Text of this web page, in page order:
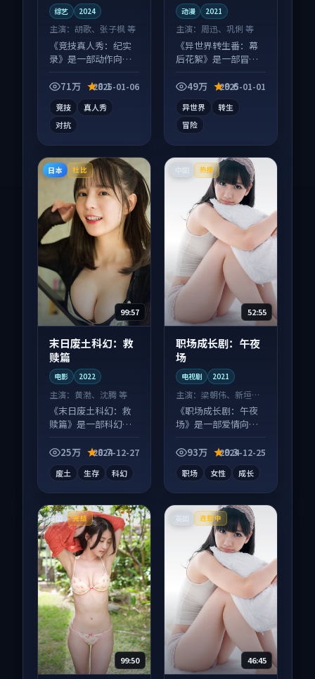
综艺 2024
主演： 胡歌、张子枫 等
《竞技真人秀：纪实
录》是一部动作向综
酵，适合周末一口气
71万 8.1
2025-01-06
竞技
真人秀
对抗
动漫 2021
主演： 周迅、巩俐 等
《异世界转生番：幕
后花絮》是一部冒险
论度高，适合配弹幕
49万 9.6
2025-01-01
异世界
转生
冒险
日本 杜比
99:57
末日废土科幻：救
赎篇
电影 2022
主演： 黄渤、沈腾 等
《末日废土科幻：救
赎篇》是一部科幻向
在线，配乐与镜头配
25万 8.7
2024-12-27
废土 生存 科幻
热播
52:55
职场成长剧：午夜
场
电视剧 2021
主演：梁朝伟、新垣结
衣 等
《职场成长剧：午夜
场》是一部爱情向电
长为内核，情感戏份
93万 9.3
2024-12-25
职场 女性 成长
英国 完结
99:50
连载中
46:45